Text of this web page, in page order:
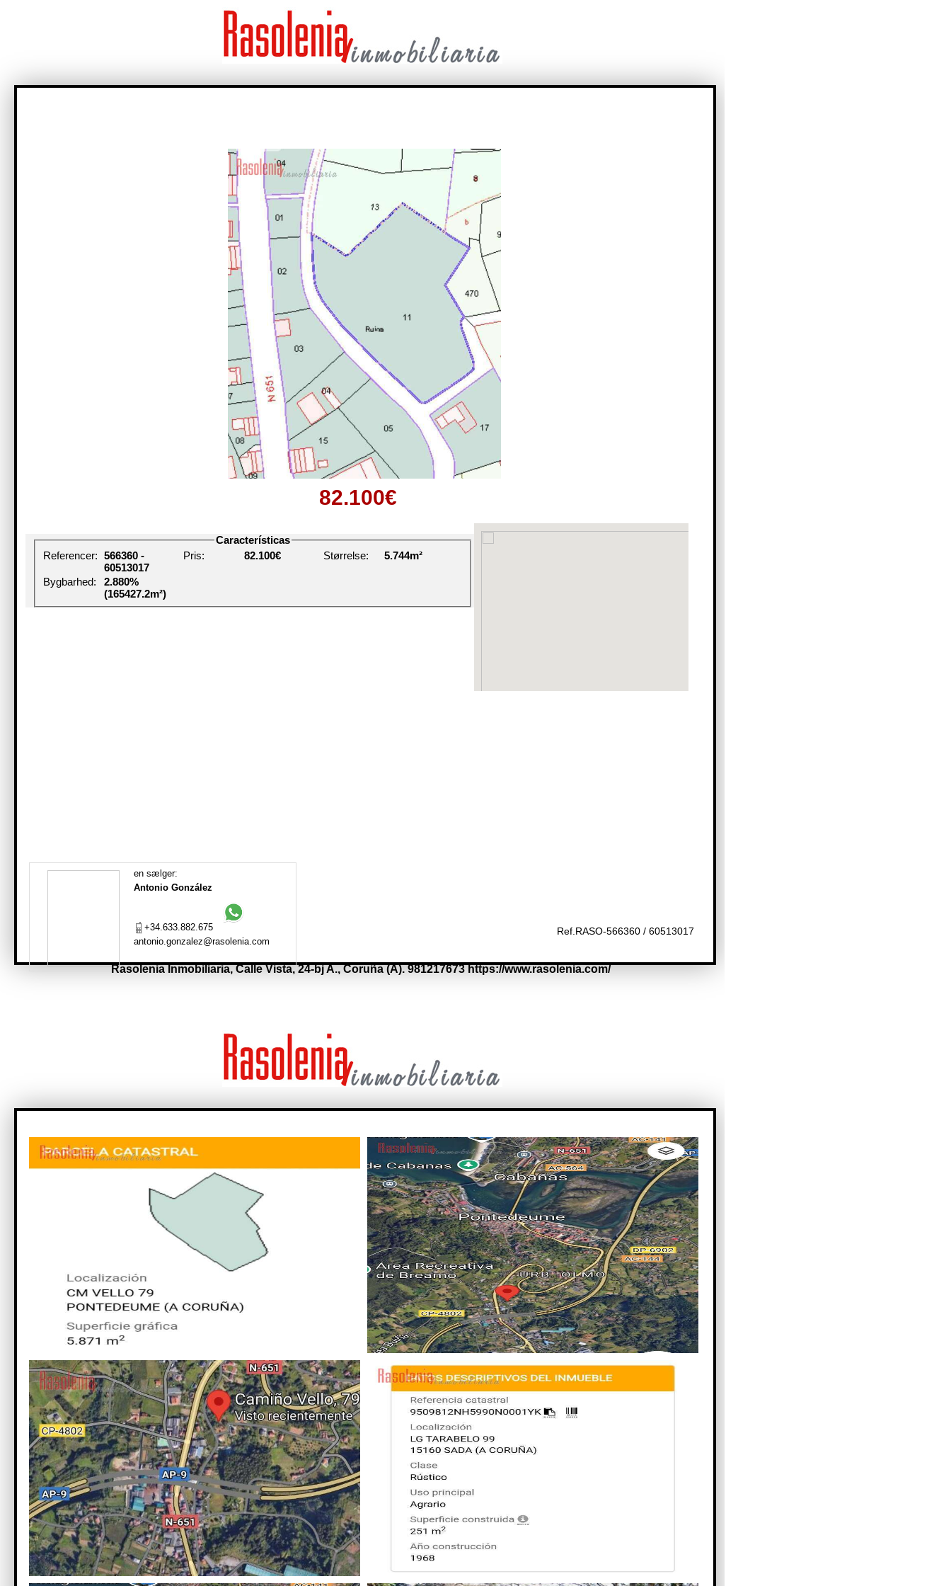
Ref.RASO-566360 / 60513017
82.100€
Características
Referencer:
566360 -
60513017
Pris: 82.100€ Størrelse: 5.744m²
Bygbarhed:
2.880%
(165427.2m²)
en sælger:
Antonio González
+34.633.882.675
antonio.gonzalez@rasolenia.com
Rasolenia Inmobiliaria,Calle Vista, 24-bj A.,Coruña (A). 981217673 https://www.rasolenia.com/